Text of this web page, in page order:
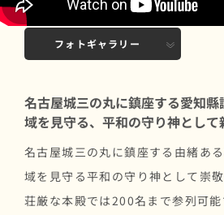
基本情報
フォトギャラリー
名古屋城三の丸に鎮座する愛知
域を見守る、平和の守り神として
名古屋城三の丸に鎮座する由緒あ
域を見守る平和の守り神として崇敬
荘厳な本殿では200名まで参列可